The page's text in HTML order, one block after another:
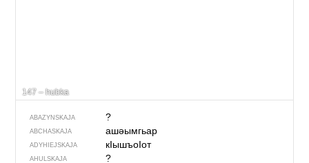
147 – hubka
ABAZYNSKAJA ?
ABCHASKAJA ашәымгьар
ADYHIEJSKAJA кIышъоIот
AHULSKAJA ?